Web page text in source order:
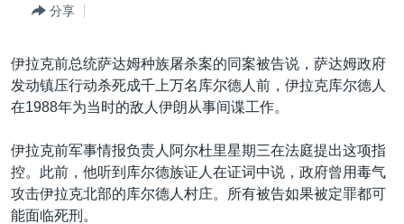
跳
转
到
港澳
最新国际新闻
印太
中东
欧洲
非洲
分类新闻
经济·金融·贸易
人权·法律·宗教
科教·文娱·体健
军事
美中关系
热点专题
白宫要闻
国会报道
VOA视频
VOA今日焦点
分享
伊拉克前总统萨达姆种族屠杀案的同案被告说，萨达姆政府
发动镇压行动杀死成千上万名库尔德人前，伊拉克库尔德人
在1988年为当时的敌人伊朗从事间谍工作。
伊拉克前军事情报负责人阿尔杜里星期三在法庭提出这项指
控。此前，他听到库尔德族证人在证词中说，政府曾用毒气
攻击伊拉克北部的库尔德人村庄。所有被告如果被定罪都可
能面临死刑。